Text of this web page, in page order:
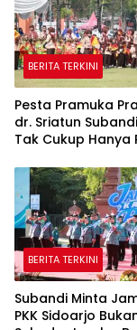
BERITA TERKINI
Pesta Pramuka
dr. Sriatun
Tak Cukup Hanya
Dibentuk Sejak Dini
BERITA TERKINI
Subandi Minta
PKK Sidoarjo